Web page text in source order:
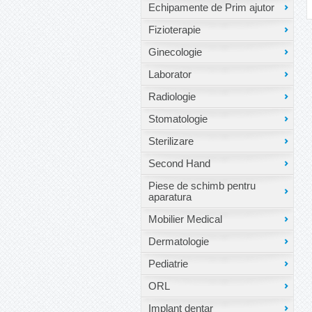
Echipamente de Prim ajutor
Fizioterapie
Ginecologie
Laborator
Radiologie
Stomatologie
Sterilizare
Second Hand
Piese de schimb pentru
aparatura
Mobilier Medical
Dermatologie
Pediatrie
ORL
Implant dentar